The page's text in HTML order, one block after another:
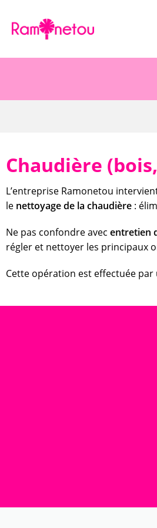
Chaudière
L’entreprise Ramonetou
le nettoyage de la chaudière :
Ne pas confondre avec entretien
régler et nettoyer les principaux
Cette opération est effectuée par